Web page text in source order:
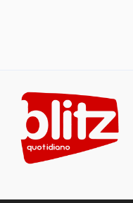
content